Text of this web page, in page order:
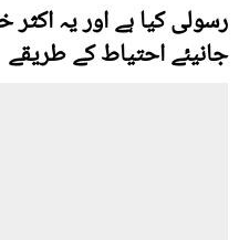
رسولی کیا ہے اور یہ
جانیئے احتیاط کے طریقے